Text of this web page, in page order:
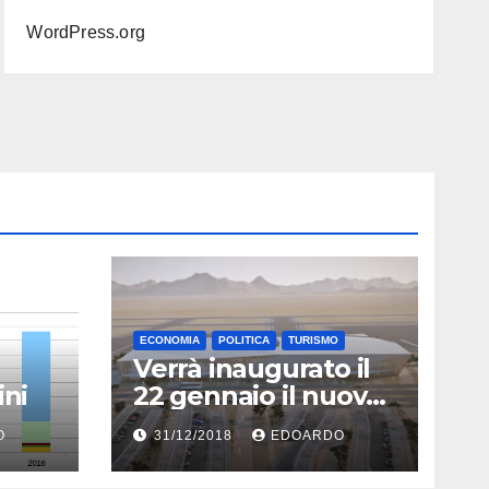
WordPress.org
ECONOMIA POLITICA TURISMO
Verrà inaugurato il
22 gennaio il nuovo
aeroporto di Eilat
31/12/2018 EDOARDO